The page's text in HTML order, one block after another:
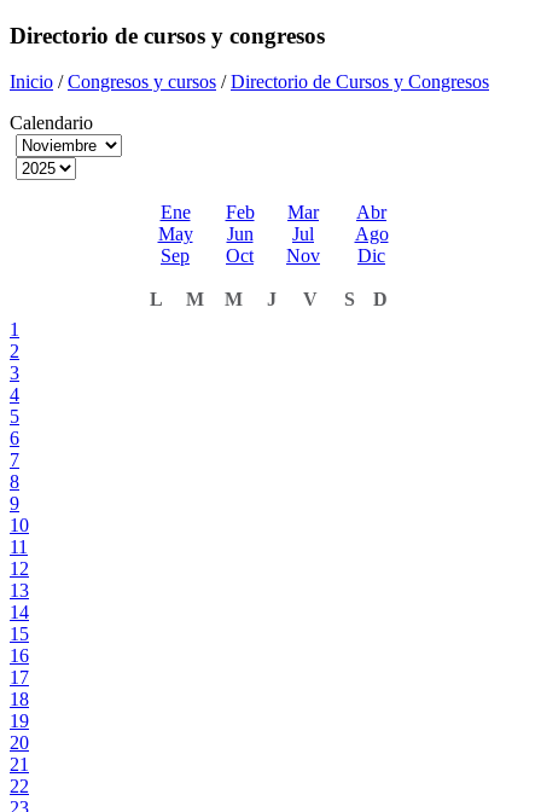
Directorio de cursos y congresos
Inicio /Congresos y cursos /Directorio de Cursos y Congresos
Calendario
Ene Feb Mar
Abr
May
Jun Jul
Ago
Sep
Oct Nov Dic
L M M J V S
D
1
2
3
4
5
6
7
8
9
10
11
12
13
14
15
16
17
18
19
20
21
22